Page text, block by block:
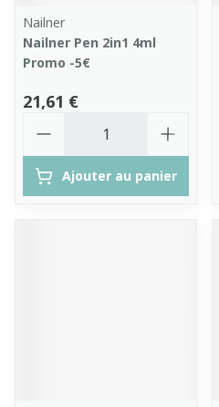
Nailner
Nailner Pen 2in1 4ml
Promo -5€
21,61 €
Ajouter au panier